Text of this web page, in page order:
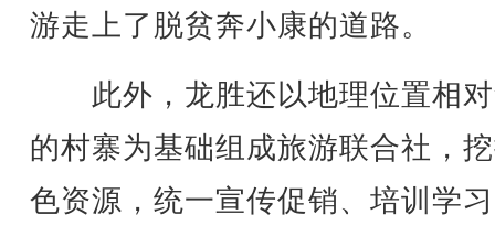
游走上了脱贫奔小康的道路。
此外，龙胜还以地理位置相
的村寨为基础组成旅游联合社，
色资源，统一宣传促销、培训学